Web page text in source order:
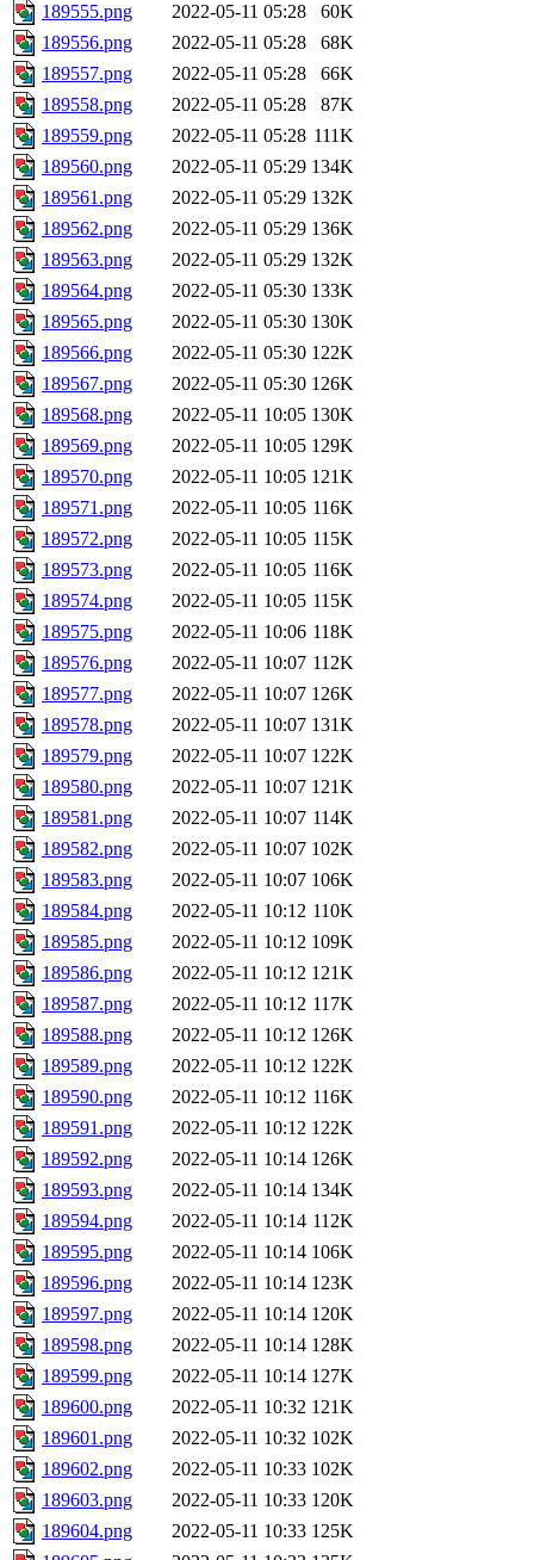
189555.png
2022-05-11 05:28
60K
189556.png
2022-05-11 05:28
68K
189557.png
2022-05-11 05:28
66K
189558.png
2022-05-11 05:28
87K
189559.png
2022-05-11 05:28 111K
189560.png
2022-05-11 05:29 134K
189561.png
2022-05-11 05:29 132K
189562.png
2022-05-11 05:29 136K
189563.png
2022-05-11 05:29 132K
189564.png
2022-05-11 05:30 133K
189565.png
2022-05-11 05:30 130K
189566.png
2022-05-11 05:30 122K
189567.png
2022-05-11 05:30 126K
189568.png
2022-05-11 10:05 130K
189569.png
2022-05-11 10:05 129K
189570.png
2022-05-11 10:05 121K
189571.png
2022-05-11 10:05 116K
189572.png
2022-05-11 10:05 115K
189573.png
2022-05-11 10:05 116K
189574.png
2022-05-11 10:05 115K
189575.png
2022-05-11 10:06 118K
189576.png
2022-05-11 10:07 112K
189577.png
2022-05-11 10:07 126K
189578.png
2022-05-11 10:07 131K
189579.png
2022-05-11 10:07 122K
189580.png
2022-05-11 10:07 121K
189581.png
2022-05-11 10:07 114K
189582.png
2022-05-11 10:07 102K
189583.png
2022-05-11 10:07 106K
189584.png
2022-05-11 10:12 110K
189585.png
2022-05-11 10:12 109K
189586.png
2022-05-11 10:12 121K
189587.png
2022-05-11 10:12 117K
189588.png
2022-05-11 10:12 126K
189589.png
2022-05-11 10:12 122K
189590.png
2022-05-11 10:12 116K
189591.png
2022-05-11 10:12 122K
189592.png
2022-05-11 10:14 126K
189593.png
2022-05-11 10:14 134K
189594.png
2022-05-11 10:14 112K
189595.png
2022-05-11 10:14 106K
189596.png
2022-05-11 10:14 123K
189597.png
2022-05-11 10:14 120K
189598.png
2022-05-11 10:14 128K
189599.png
2022-05-11 10:14 127K
189600.png
2022-05-11 10:32 121K
189601.png
2022-05-11 10:32 102K
189602.png
2022-05-11 10:33 102K
189603.png
2022-05-11 10:33 120K
189604.png
2022-05-11 10:33 125K